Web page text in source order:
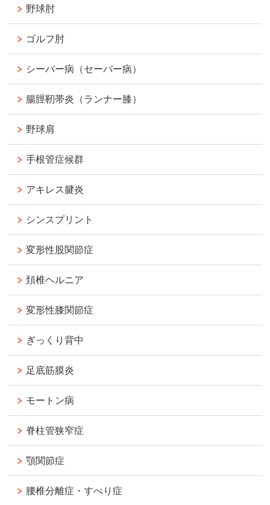
野球肘
ゴルフ肘
シーバー病（セーバー病）
腸脛靭帯炎（ランナー膝）
野球肩
手根管症候群
アキレス腱炎
シンスプリント
変形性股関節症
頚椎ヘルニア
変形性膝関節症
ぎっくり背中
足底筋膜炎
モートン病
脊柱管狭窄症
顎関節症
腰椎分離症・すべり症